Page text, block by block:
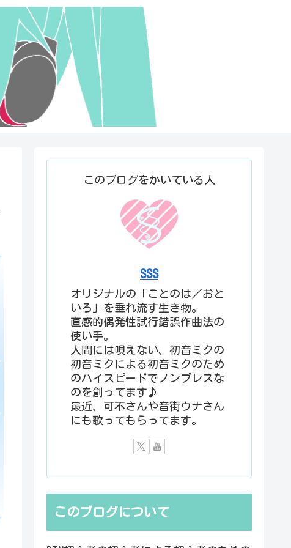
このブログをかいている人
SSS
オリジナルの「ことのは／おと
いろ」を垂れ流す生き物。
直感的偶発性試行錯誤作曲法の
使い手。
人間には唄えない、初音ミクの
初音ミクによる初音ミクのため
のハイスピードでノンブレスな
のを創ってます♪
最近、可不さんや音街ウナさん
にも歌ってもらってます。
このブログについて